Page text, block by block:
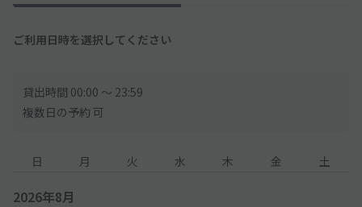
ご利用日時を選択してください
貸出時間 00:00 〜 23:59
複数日の予約 可
日 月 火 水 木 金 土
2026年8月